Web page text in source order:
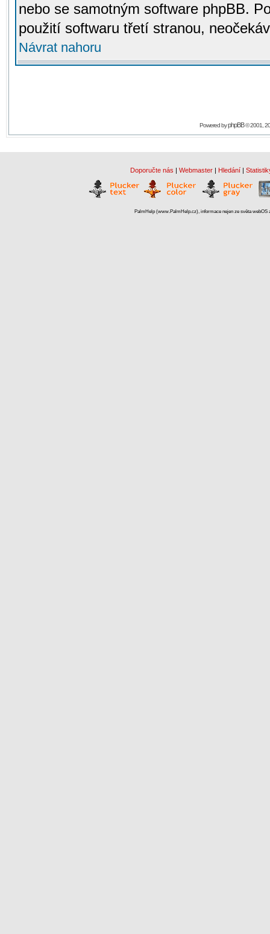
nebo se samotným software phpBB.
použití softwaru třetí stranou,
Návrat nahoru
Powered byphpBB© 2001,
Doporučte nás | Webmaster | Hledání |
PalmHelp (www.PalmHelp.cz), informace nejen ze světa